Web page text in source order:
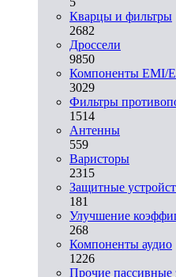
Кварцы и фильтры
2682
Дроссели
9850
Компоненты EMI/
3029
Фильтры
1514
Антенны
559
Варисторы
2315
Защитные
181
Улучшение
268
Компоненты аудио
1226
Прочие пассивные